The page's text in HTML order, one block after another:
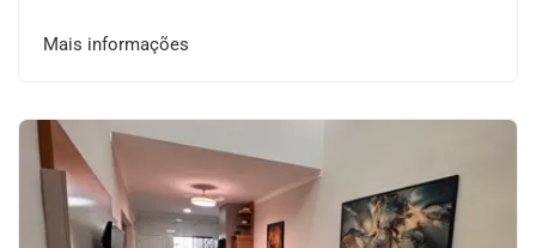
Mais informações